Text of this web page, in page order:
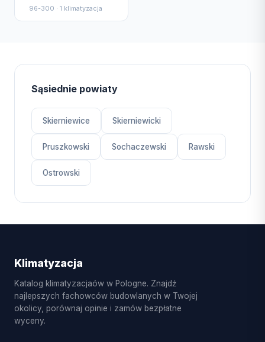
96-300 · 1 klimatyzacja
Sąsiednie powiaty
Skierniewice Skierniewicki
Pruszkowski Sochaczewski Rawski
Ostrowski
Klimatyzacja
Katalog klimatyzacjaów w Pologne. Znajdź
najlepszych fachowców budowlanych w Twojej
okolicy, porównaj opinie i zamów bezpłatne
wyceny.